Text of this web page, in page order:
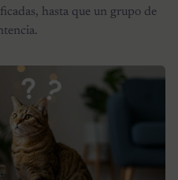
hasta que un grupo de